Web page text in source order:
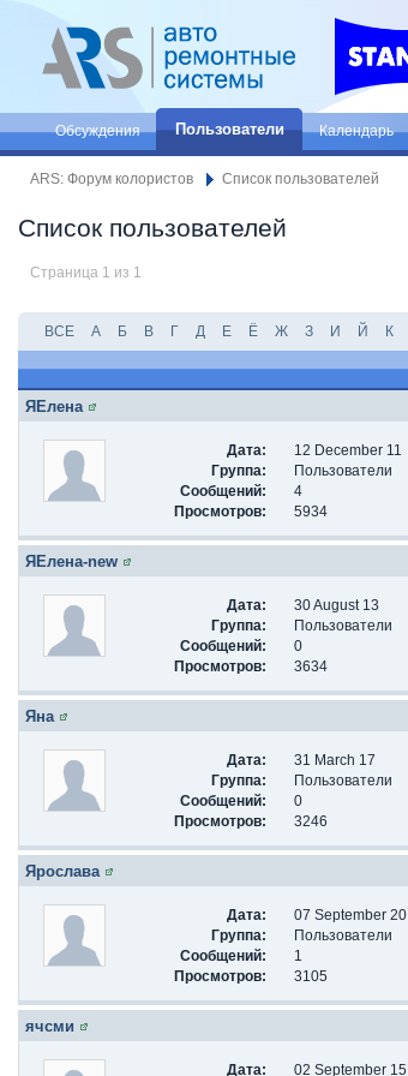
Обсуждения Пользователи Календарь
ARS: Форум колористов Список пользователей
Список пользователей
Страница 1 из 1
ВСЕ А Б В Г Д Е Ё Ж З И Й К
ЯЕлена
Дата:
12 December 11
Группа:
Пользователи
Сообщений:
4
Просмотров:
5934
ЯЕлена-new
Дата:
30 August 13
Группа:
Пользователи
Сообщений:
0
Просмотров:
3634
Яна
Дата:
31 March 17
Группа:
Пользователи
Сообщений:
0
Просмотров:
3246
Ярослава
Дата:
07 September 20
Группа:
Пользователи
Сообщений:
1
Просмотров:
3105
ячсми
Дата: 02 September 15